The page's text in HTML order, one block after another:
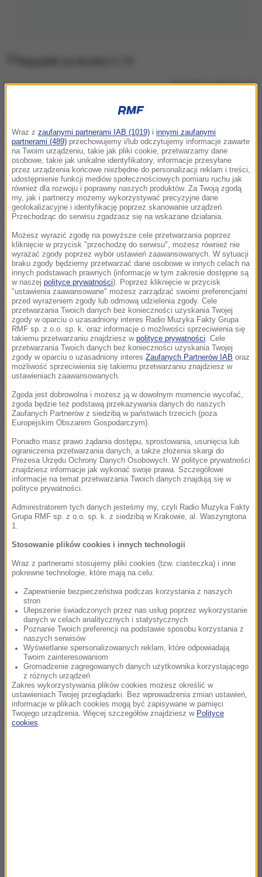
Wypadek na drodze S-19
Ze ustaleń policji wynika, że 57-latek kierujący
ciężarowym mercedesem zatrzymał się na poboczu
z powodu awarii. W tył jego auta uderzył 26-latek
prowadzący land rovera.
Śmierć na miejscu poniósł 34-letni pasażer land
rovera, jego ciało zostało zabezpieczone do sekcji.
bez specjalnych obrażeń- poinformował rzecznik
prasowy Komendy Miejskiej Policji w Lublinie
nadkom. Kamil Gołębiowski.Zaparkowane na
poboczu auto wystawało narożnikiem na prawy pas
jezdni- dodał policjant.
Na miejscu przez wiele godzin pod nadzorem
prokuratora pracowali policjanci oraz biegły. Obaj
kierowcy byli trzeźwi.
Dalsza część artykułu pod materiałem video:
Źródło: RMF24
Tagi: wypadek
chcesz widzieć więcej artykułów od RMF24?dodaj w
Google
Wraz z zaufanymi partnerami IAB (1019) i innymi zaufanymi
partnerami (489) przechowujemy i/lub odczytujemy informacje zawarte
na Twoim urządzeniu, takie jak pliki cookie, przetwarzamy dane
osobowe, takie jak unikalne identyfikatory, informacje przesyłane
przez urządzenia końcowe niezbędne do personalizacji reklam i treści,
udostępnienie funkcji mediów społecznościowych pomiaru ruchu jak
również dla rozwoju i poprawny naszych produktów. Za Twoją zgodą
my, jak i partnerzy możemy wykorzystywać precyzyjne dane
geolokalizacyjne i identyfikację poprzez skanowanie urządzeń.
Przechodząc do serwisu zgadzasz się na wskazane działania.
Możesz wyrazić zgodę na powyższe cele przetwarzania poprzez
kliknięcie w przycisk "przechodzę do serwisu", możesz również nie
wyrażać zgody poprzez wybór ustawień zaawansowanych. W sytuacji
braku zgody będziemy przetwarzać dane osobowe w innych celach na
innych podstawach prawnych (informacje w tym zakresie dostępne są
w naszej polityce prywatności). Poprzez kliknięcie w przycisk
"ustawienia zaawansowane" możesz zarządzać swoimi preferencjami
przed wyrażeniem zgody lub odmową udzielenia zgody. Cele
przetwarzania Twoich danych bez konieczności uzyskania Twojej
zgody w oparciu o uzasadniony interes Radio Muzyka Fakty Grupa
RMF sp. z o.o. sp. k. oraz informacje o możliwości sprzeciwienia się
takiemu przetwarzaniu znajdziesz w polityce prywatności. Cele
przetwarzania Twoich danych bez konieczności uzyskania Twojej
zgody w oparciu o uzasadniony interes Zaufanych Partnerów IAB oraz
możliwość sprzeciwienia się takiemu przetwarzaniu znajdziesz w
ustawieniach zaawansowanych.
Zgoda jest dobrowolna i możesz ją w dowolnym momencie wycofać,
zgoda będzie też podstawą przekazywania danych do naszych
Zaufanych Partnerów z siedzibą w państwach trzecich (poza
Europejskim Obszarem Gospodarczym).
Ponadto masz prawo żądania dostępu, sprostowania, usunięcia lub
ograniczenia przetwarzania danych, a także złożenia skargi do
Prezesa Urzędu Ochrony Danych Osobowych. W polityce prywatności
znajdziesz informacje jak wykonać swoje prawa. Szczegółowe
informacje na temat przetwarzania Twoich danych znajdują się w
polityce prywatności.
Administratorem tych danych jesteśmy my, czyli Radio Muzyka Fakty
Grupa RMF sp. z o.o. sp. k. z siedzibą w Krakowie, al. Waszyngtona
1.
Stosowanie plików cookies i innych technologii
Wraz z partnerami stosujemy pliki cookies (tzw. ciasteczka) i inne
pokrewne technologie, które mają na celu:
Zapewnienie bezpieczeństwa podczas korzystania z naszych
stron
Ulepszenie świadczonych przez nas usług poprzez wykorzystanie
danych w celach analitycznych i statystycznych
Poznanie Twoich preferencji na podstawie sposobu korzystania z
naszych serwisów
Wyświetlanie spersonalizowanych reklam, które odpowiadają
Twoim zainteresowaniom
Gromadzenie zagregowanych danych użytkownika korzystającego
z różnych urządzeń
Zakres wykorzystywania plików cookies możesz określić w
ustawieniach Twojej przeglądarki. Bez wprowadzenia zmian ustawień,
informacje w plikach cookies mogą być zapisywane w pamięci
Twojego urządzenia. Więcej szczegółów znajdziesz w Polityce
cookies.